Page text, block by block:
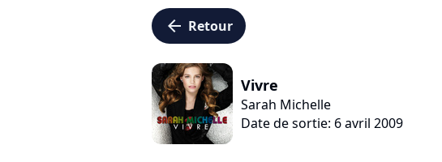
arrow_left Retour
Vivre
Sarah Michelle
Date de sortie: 6 avril 2009